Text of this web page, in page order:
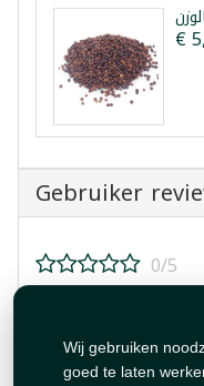
Wij gebruiken
goed te laten
€
Gebruiker
0/5